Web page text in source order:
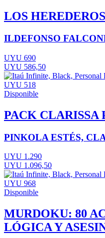
LOS
ILDEFONSO
UYU 690
UYU 586,50
UYU 518
Disponible
PACK CLARISSA
PINKOLA ESTÉS,
UYU 1.290
UYU 1.096,50
UYU 968
Disponible
MURDOKU: 80
LÓGICA Y